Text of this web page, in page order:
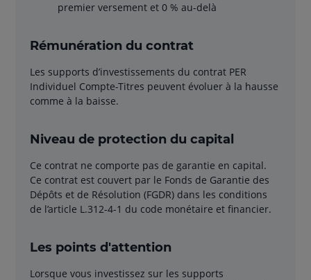
premier versement et 0 % au-delà
Rémunération du contrat
Les supports d’investissements du contrat PER
Individuel Compte-Titres peuvent évoluer à la hausse
comme à la baisse.
Niveau de protection du capital
Ce contrat ne comporte pas de garantie en capital.
Ce contrat est couvert par le Fonds de Garantie des
Dépôts et de Résolution (FGDR) dans les conditions
de l’article L.312-4-1 du code monétaire et financier.
Les points d'attention
Lorsque vous investissez sur les supports